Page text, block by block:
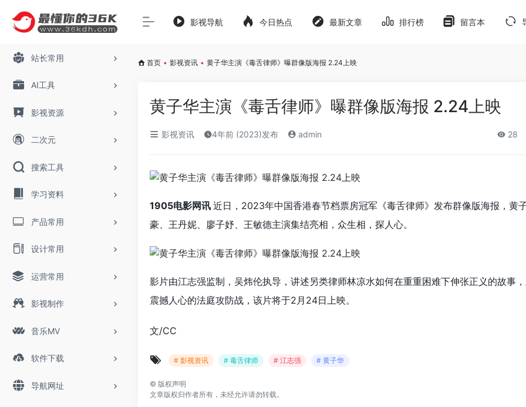
站长常用
AI工具
影视资源
二次元
搜索工具
学习资料
产品常用
设计常用
运营常用
影视制作
音乐MV
软件下载
导航网址
影视导航 今日热点 最新文章 排行榜 留言本
首页 • 影视资讯 • 黄子华主演《毒舌律师》曝群像版海报 2.24上映
黄子华主演《毒舌律师》曝群像版海报 2.24上映
影视资讯 4年前 (2023)发布 admin 28
1905电影网讯 近日，2023年中国香港春节档票房冠军《毒舌律师》发布群像版海报，黄
豪、王丹妮、廖子妤、王敏德主演集结亮相，众生相，探人心。
影片由江志强监制，吴炜伦执导，讲述另类律师林凉水如何在重重困难下伸张正义的故事
震撼人心的法庭攻防战，该片将于2月24日上映。
文/CC
# 影视资讯 # 毒舌律师 # 江志强 # 黄子华
© 版权声明
文章版权归作者所有，未经允许请勿转载。